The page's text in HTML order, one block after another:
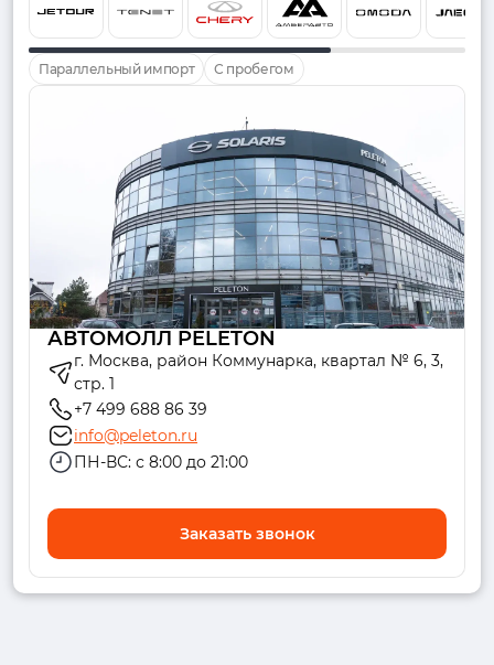
Параллельный импорт С пробегом
АВТОМОЛЛ PELETON
г. Москва, район Коммунарка, квартал № 6, 3,
стр. 1
+7 499 688 86 39
info@peleton.ru
ПН-ВС: с 8:00 до 21:00
Заказать звонок